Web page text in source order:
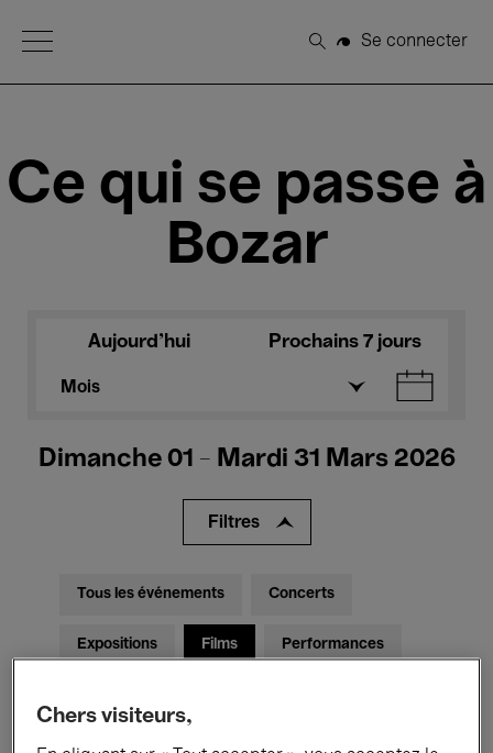
Open Menu
Rechercher
Se connecter
Ce qui se passe à
Bozar
Aujourd'hui Prochains 7 jours
Mois
Dimanche 01 - Mardi 31 Mars 2026
Filtres
Tous les événements Concerts
Expositions Films Performances
Musique classique Global Music
Chers visiteurs,